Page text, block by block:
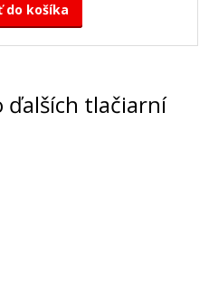
do košíka
ďalších tlačiarní